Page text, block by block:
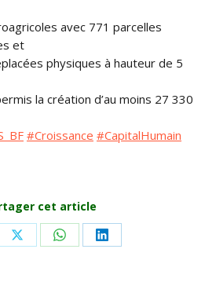
avec 771 parcelles
et
physiques à hauteur de 5
la création d’au moins 27 330
#Croissance #CapitalHumain
cet article
Share Share Share